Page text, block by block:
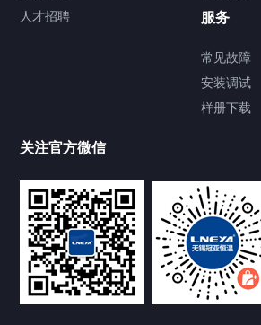
Chamber试验箱
TCU温度控制单元
VOCs冷凝回收装置
人才招聘
服务
常见故障
安装调试
样册下载
关注官方微信